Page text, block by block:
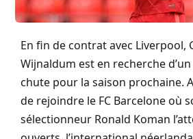
En fin de contrat avec Liverpool,
Wijnaldum est en recherche
chute pour la saison prochaine.
de rejoindre le FC Barcelone où
sélectionneur Ronald Koman